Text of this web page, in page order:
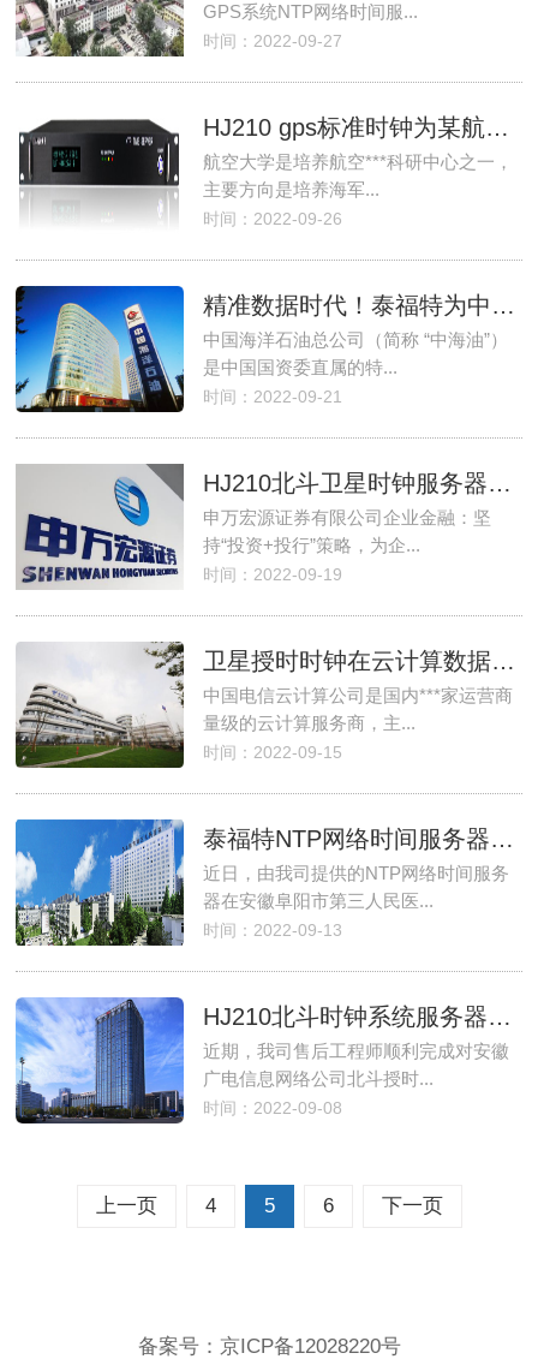
GPS系统NTP网络时间服...
时间：2022-09-27
HJ210 gps标准时钟为某航空大学院校内提供标准授时服务
航空大学是培养航空***科研中心之一，
主要方向是培养海军...
时间：2022-09-26
精准数据时代！泰福特为中海油数据中心提供精准授时服务
中国海洋石油总公司（简称 “中海油”）
是中国国资委直属的特...
时间：2022-09-21
HJ210北斗卫星时钟服务器在证券行业数据中心的应用
申万宏源证券有限公司企业金融：坚
持“投资+投行”策略，为企...
时间：2022-09-19
卫星授时时钟在云计算数据中心的应用
中国电信云计算公司是国内***家运营商
量级的云计算服务商，主...
时间：2022-09-15
泰福特NTP网络时间服务器顺利通过阜阳市第三人民医院验收
近日，由我司提供的NTP网络时间服务
器在安徽阜阳市第三人民医...
时间：2022-09-13
HJ210北斗时钟系统服务器圆满通过安徽广电信息网络验收
近期，我司售后工程师顺利完成对安徽
广电信息网络公司北斗授时...
时间：2022-09-08
上一页 4 5 6 下一页
备案号： 京ICP备12028220号